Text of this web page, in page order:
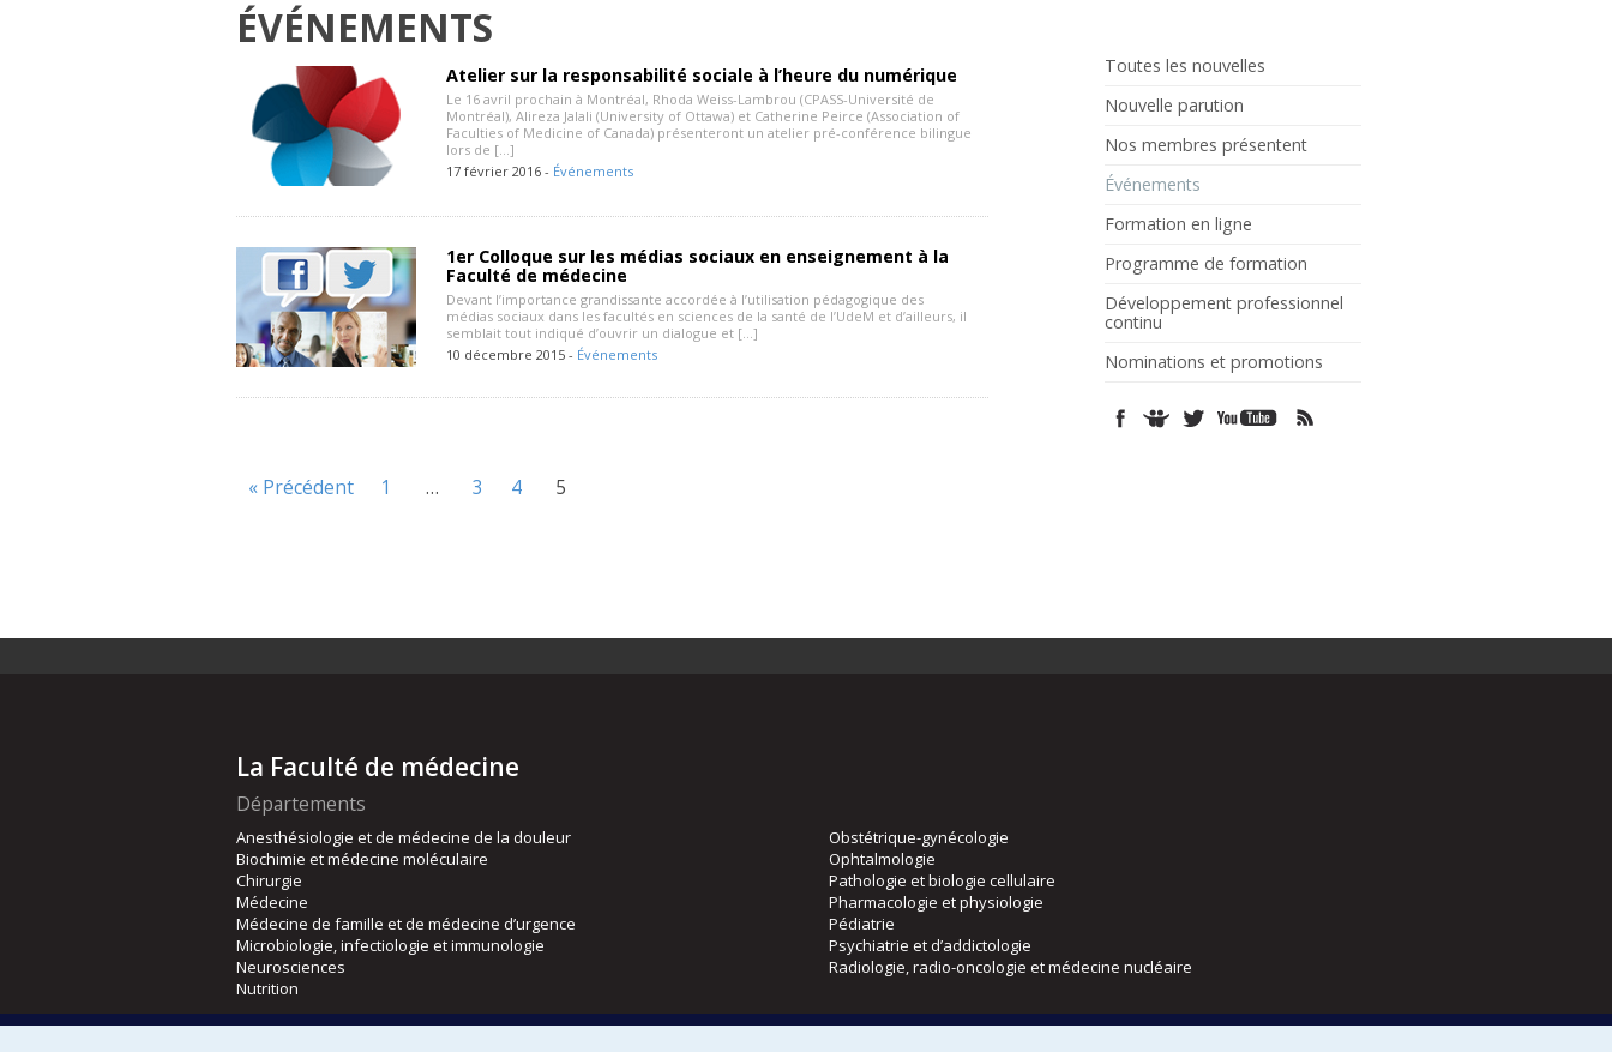
ÉVÉNEMENTS
Atelier sur la responsabilité sociale à l’heure du numérique
Le 16 avril prochain à Montréal, Rhoda Weiss-Lambrou (CPASS-Université de
Montréal), Alireza Jalali (University of Ottawa) et Catherine Peirce (Association of
Faculties of Medicine of Canada) présenteront un atelier pré-conférence bilingue
lors de […]
17 février 2016 - Événements
1er Colloque sur les médias sociaux en enseignement à la
Faculté de médecine
Devant l’importance grandissante accordée à l’utilisation pédagogique des
médias sociaux dans les facultés en sciences de la santé de l’UdeM et d’ailleurs, il
semblait tout indiqué d’ouvrir un dialogue et […]
10 décembre 2015 - Événements
« Précédent 1 … 3 4 5
Toutes les nouvelles
Nouvelle parution
Nos membres présentent
Événements
Formation en ligne
Programme de formation
Développement professionnel
continu
Nominations et promotions
La Faculté de médecine
Départements
Anesthésiologie et de médecine de la douleur
Biochimie et médecine moléculaire
Chirurgie
Médecine
Médecine de famille et de médecine d’urgence
Microbiologie, infectiologie et immunologie
Neurosciences
Nutrition
Obstétrique-gynécologie
Ophtalmologie
Pathologie et biologie cellulaire
Pharmacologie et physiologie
Pédiatrie
Psychiatrie et d’addictologie
Radiologie, radio-oncologie et médecine nucléaire